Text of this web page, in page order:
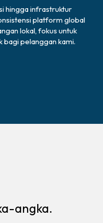
hingga infrastruktur
platform global
lokal, fokus untuk
bagi pelanggan kami.
angka.